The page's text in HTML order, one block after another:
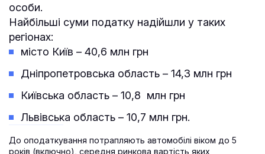
особи.
Найбільші суми податку надійшли у таких
регіонах:
місто Київ – 40,6 млн грн
Дніпропетровська область – 14,3 млн грн
Київська область – 10,8 млн грн
Львівська область – 10,7 млн грн.
До оподаткування потрапляють автомобілі віком до 5
років (включно), середня ринкова вартість яких